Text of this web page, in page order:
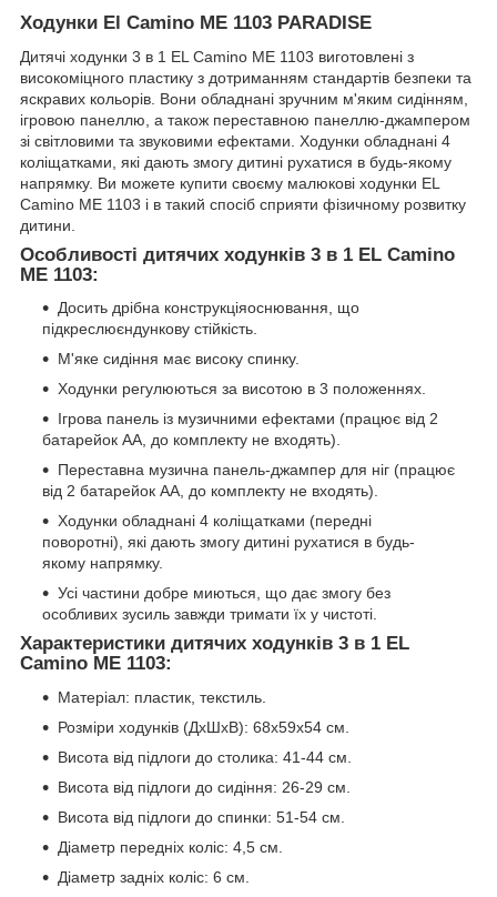
Ходунки El Camino ME 1103 PARADISE
Дитячі ходунки 3 в 1 EL Camino ME 1103 виготовлені з
високоміцного пластику з дотриманням стандартів безпеки та
яскравих кольорів. Вони обладнані зручним м'яким сидінням,
ігровою панеллю, а також переставною панеллю-джампером
зі світловими та звуковими ефектами. Ходунки обладнані 4
коліщатками, які дають змогу дитині рухатися в будь-якому
напрямку. Ви можете купити своєму малюкові ходунки EL
Camino ME 1103 і в такий спосіб сприяти фізичному розвитку
дитини.
Особливості дитячих ходунків 3 в 1 EL Camino
ME 1103:
Досить дрібна конструкціяocнювання, що
підкреслюєндункову стійкість.
М'яке сидіння має високу спинку.
Ходунки регулюються за висотою в 3 положеннях.
Ігрова панель із музичними ефектами (працює від 2
батарейок АА, до комплекту не входять).
Переставна музична панель-джампер для ніг (працює
від 2 батарейок АА, до комплекту не входять).
Ходунки обладнані 4 коліщатками (передні
поворотні), які дають змогу дитині рухатися в будь-
якому напрямку.
Усі частини добре миються, що дає змогу без
особливих зусиль завжди тримати їх у чистоті.
Характеристики дитячих ходунків 3 в 1 EL
Camino ME 1103:
Матеріал: пластик, текстиль.
Розміри ходунків (ДхШхВ): 68х59х54 см.
Висота від підлоги до столика: 41-44 см.
Висота від підлоги до сидіння: 26-29 см.
Висота від підлоги до спинки: 51-54 см.
Діаметр передніх коліс: 4,5 см.
Діаметр задніх коліс: 6 см.